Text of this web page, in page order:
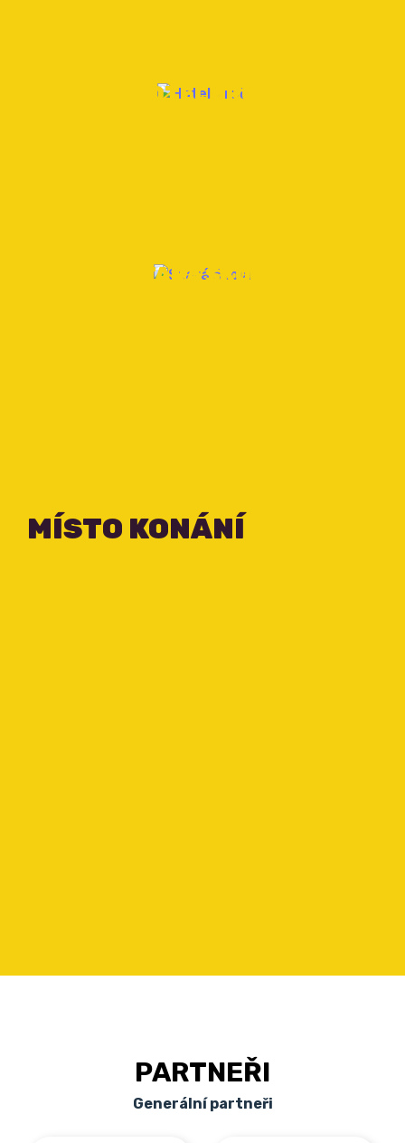
HOTEL ZRUČ
STARÁ ŠKOLA
MÍSTO KONÁNÍ
PARTNEŘI
Generální partneři